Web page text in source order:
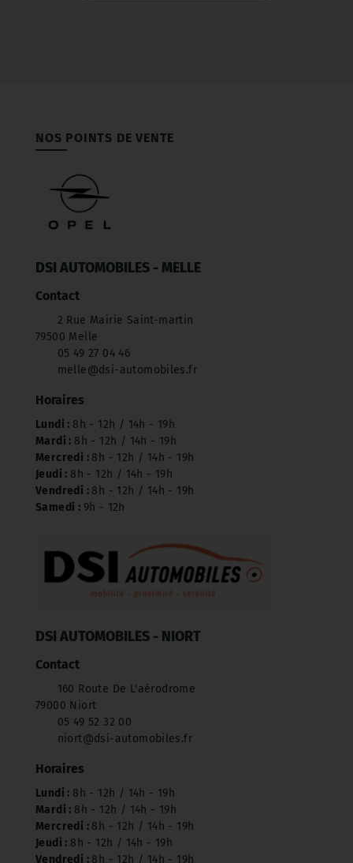
NOS POINTS DE VENTE
DSI AUTOMOBILES - MELLE
Contact
2 Rue Mairie Saint-martin
79500 Melle
05 49 27 04 46
melle@dsi-automobiles.fr
Horaires
Lundi : 8h - 12h / 14h - 19h
Mardi : 8h - 12h / 14h - 19h
Mercredi : 8h - 12h / 14h - 19h
Jeudi : 8h - 12h / 14h - 19h
Vendredi : 8h - 12h / 14h - 19h
Samedi : 9h - 12h
DSI AUTOMOBILES - NIORT
Contact
160 Route De L'aérodrome
79000 Niort
05 49 52 32 00
niort@dsi-automobiles.fr
Horaires
Lundi : 8h - 12h / 14h - 19h
Mardi : 8h - 12h / 14h - 19h
Mercredi : 8h - 12h / 14h - 19h
Jeudi : 8h - 12h / 14h - 19h
Vendredi : 8h - 12h / 14h - 19h